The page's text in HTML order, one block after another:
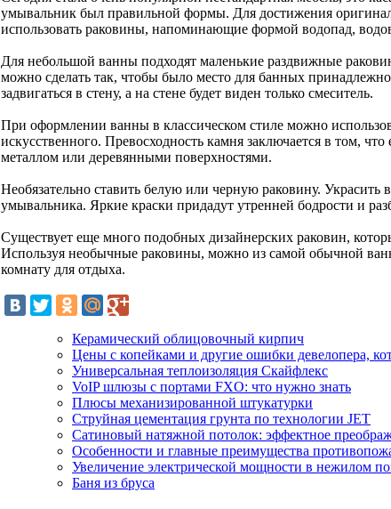
умывальник был правильной формы. Для достижения
использовать раковины, напоминающие формой водопад,
Для небольшой ванны подходят маленькие раздвижные
можно сделать так, чтобы было место для банных
задвигаться в стену, а на стене будет виден только смеситель.
При оформлении ванны в классическом стиле можно
искусственного. Превосходность камня заключается в том,
металлом или деревянными поверхностями.
Необязательно ставить белую или черную раковину.
умывальника. Яркие краски придадут утренней бодрости и
Существует еще много подобных дизайнерских раковин,
Используя необычные раковины, можно из самой обычной
комнату для отдыха.
Керамический облицовочный кирпич
Цены с копейками и другие ошибки девелопера,
Универсальная теплоизоляция Скайфлекс
VoIP шлюзы с портами FXO: что нужно знать
Плюсы механизированной штукатурки
Струйная цементация грунта по технологии JET
Сатиновый натяжной потолок: эффектное
Особенности и главные преимущества
Увеличение электрической мощности в нежилом
Баня из бруса